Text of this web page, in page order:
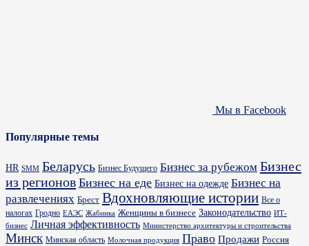
Мы в Facebook
Популярные темы
HR SMM Беларусь Бизнес Будущего Бизнес за рубежом Бизнес
из регионов Бизнес на еде Бизнес на одежде Бизнес на
развлечениях Брест Вдохновляющие истории Все о
налогах Гродно ЕАЭС Жабинка Женщины в бизнесе Законодательство ИТ-
бизнес Личная эффективность Министерство архитектуры и строительства
Минск Минская область Молочная продукция Право Продажи Россия